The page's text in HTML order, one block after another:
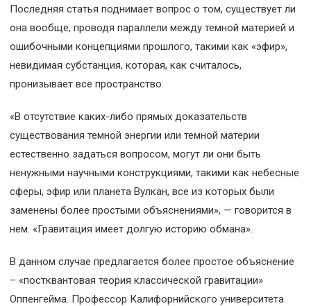
Последняя статья поднимает вопрос о том, существует ли
она вообще, проводя параллели между темной материей и
ошибочными концепциями прошлого, такими как «эфир»,
невидимая субстанция, которая, как считалось,
пронизывает все пространство.
«В отсутствие каких-либо прямых доказательств
существования темной энергии или темной материи
естественно задаться вопросом, могут ли они быть
ненужными научными конструкциями, такими как небесные
сферы, эфир или планета Вулкан, все из которых были
заменены более простыми объяснениями», — говорится в
нем. «Гравитация имеет долгую историю обмана».
В данном случае предлагается более простое объяснение
– «постквантовая теория классической гравитации»
Оппенгейма. Профессор Калифорнийского университета